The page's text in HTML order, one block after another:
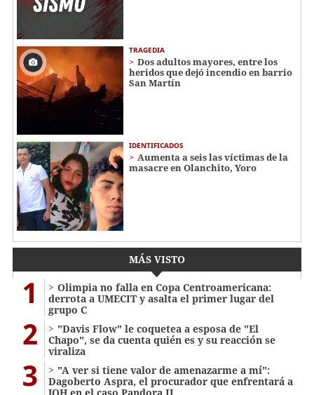
TRAGEDIA
Dos adultos mayores, entre los
heridos que dejó incendio en barrio
San Martín
IDENTIFICADOS
Aumenta a seis las víctimas de la
masacre en Olanchito, Yoro
MÁS VISTO
1
Olimpia no falla en Copa Centroamericana:
derrota a UMECIT y asalta el primer lugar del
grupo C
2
"Davis Flow" le coquetea a esposa de "El
Chapo", se da cuenta quién es y su reacción se
viraliza
3
"A ver si tiene valor de amenazarme a mí":
Dagoberto Aspra, el procurador que enfrentará a